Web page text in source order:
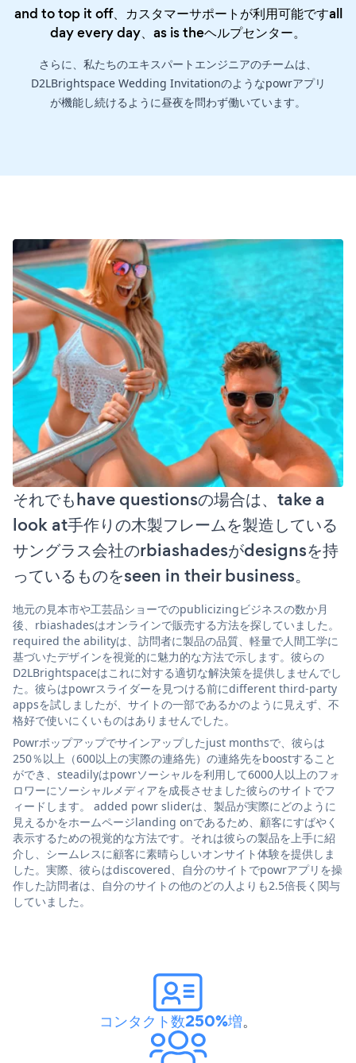
and to top it off、カスタマーサポートが利用可能ですall
day every day、as is theヘルプセンター。
さらに、私たちのエキスパートエンジニアのチームは、
D2LBrightspace Wedding Invitationのようなpowrアプリ
が機能し続けるように昼夜を問わず働いています。
それでもhave questionsの場合は、take a
look at手作りの木製フレームを製造している
サングラス会社のrbiashadesがdesignsを持
っているものをseen in their business。
地元の見本市や工芸品ショーでのpublicizingビジネスの数か月
後、rbiashadesはオンラインで販売する方法を探していました。
required the abilityは、訪問者に製品の品質、軽量で人間工学に
基づいたデザインを視覚的に魅力的な方法で示します。彼らの
D2LBrightspaceはこれに対する適切な解決策を提供しませんでし
た。彼らはpowrスライダーを見つける前にdifferent third-party
appsを試しましたが、サイトの一部であるかのように見えず、不
格好で使いにくいものはありませんでした。
Powrポップアップでサインアップしたjust monthsで、彼らは
250％以上（600以上の実際の連絡先）の連絡先をboostすること
ができ、steadilyはpowrソーシャルを利用して6000人以上のフォ
ロワーにソーシャルメディアを成長させました彼らのサイトでフ
ィードします。 added powr sliderは、製品が実際にどのように
見えるかをホームページlanding onであるため、顧客にすばやく
表示するための視覚的な方法です。それは彼らの製品を上手に紹
介し、シームレスに顧客に素晴らしいオンサイト体験を提供しま
した。実際、彼らはdiscovered、自分のサイトでpowrアプリを操
作した訪問者は、自分のサイトの他のどの人よりも2.5倍長く関与
していました。
コンタクト数250%増。